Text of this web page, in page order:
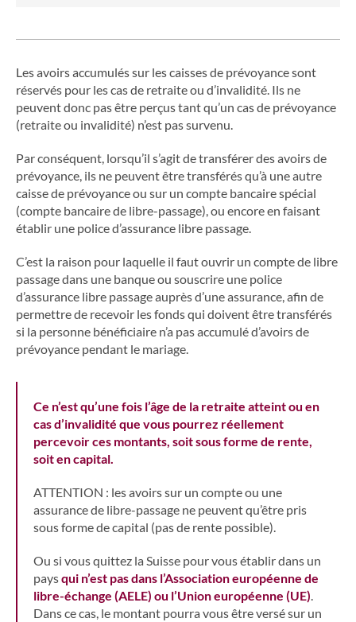
Les avoirs accumulés sur les caisses de prévoyance sont
réservés pour les cas de retraite ou d’invalidité. Ils ne
peuvent donc pas être perçus tant qu’un cas de prévoyance
(retraite ou invalidité) n’est pas survenu.
Par conséquent, lorsqu’il s’agit de transférer des avoirs de
prévoyance, ils ne peuvent être transférés qu’à une autre
caisse de prévoyance ou sur un compte bancaire spécial
(compte bancaire de libre-passage), ou encore en faisant
établir une police d’assurance libre passage.
C’est la raison pour laquelle il faut ouvrir un compte de libre
passage dans une banque ou souscrire une police
d’assurance libre passage auprès d’une assurance, afin de
permettre de recevoir les fonds qui doivent être transférés
si la personne bénéficiaire n’a pas accumulé d’avoirs de
prévoyance pendant le mariage.
Ce n’est qu’une fois l’âge de la retraite atteint ou en
cas d’invalidité que vous pourrez réellement
percevoir ces montants, soit sous forme de rente,
soit en capital.
ATTENTION : les avoirs sur un compte ou une
assurance de libre-passage ne peuvent qu’être pris
sous forme de capital (pas de rente possible).
Ou si vous quittez la Suisse pour vous établir dans un
paysqui n’est pas dans l’Association européenne de
libre-échange (AELE) ou l’Union européenne (UE).
Dans ce cas, le montant pourra vous être versé sur un